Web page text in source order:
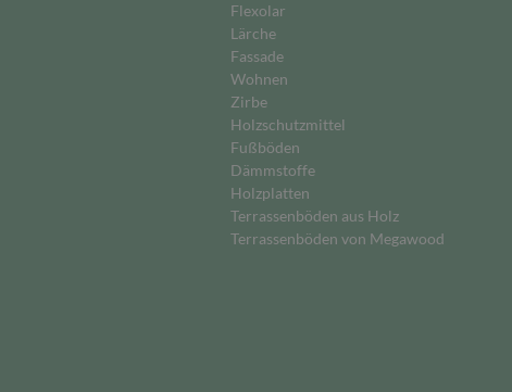
Flexolar
Lärche
Fassade
Wohnen
Zirbe
Holzschutzmittel
Fußböden
Dämmstoffe
Holzplatten
Terrassenböden aus Holz
Terrassenböden von Megawood